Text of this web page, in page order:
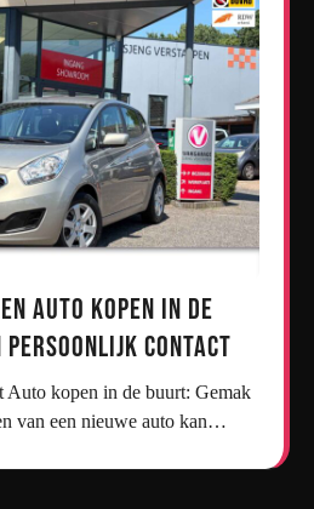
Auto Kopen in de
Persoonlijk Contact
van een nieuwe auto kan…